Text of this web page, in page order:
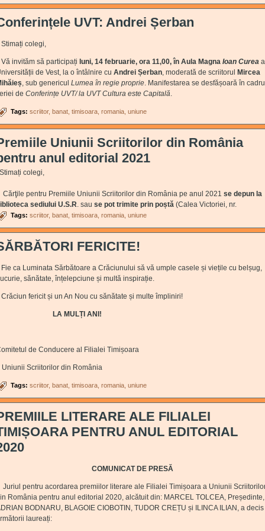
UVT: Andrei Șerban
Stimați colegi,
Vă invităm să participați luni, 14 februarie, ora 11,00, în Aula Magna Ioan Curea a
de Vest, la o întâlnire cu Andrei Șerban, moderată de scriitorul
Mircea
, sub genericul Lumea în regie proprie. Manifestarea se desfășoară în
de Conferințe UVT/ la UVT Cultura este Capitală.
Tags: scriitor banat timisoara romania uniune
Uniunii Scriitorilor din România
anul editorial 2021
Stimați colegi,
Cărţile pentru Premiile Uniunii Scriitorilor din România pe anul 2021 se depun la
sediului U.S.R. sau se pot trimite prin poștă (Calea Victoriei, nr.
Tags: scriitor banat timisoara romania uniune
FERICITE!
Fie ca Luminata Sărbătoare a Crăciunului să vă umple casele și viețile cu belșug,
sănătate, înțelepciune și multă inspirație.
Crăciun fericit și un An Nou cu sănătate și multe împliniri!
LA MULȚI ANI!
de Conducere al Filialei Timișoara
Uniunii Scriitorilor din România
Tags: scriitor banat timisoara romania uniune
LITERARE ALE FILIALEI
PENTRU ANUL EDITORIAL
COMUNICAT DE PRESĂ
Juriul pentru acordarea premiilor literare ale Filialei Timișoara a Uniunii
România pentru anul editorial 2020, alcătuit din: MARCEL TOLCEA, Președinte,
BODNARU, BLAGOIE CIOBOTIN, TUDOR CREȚU și ILINCA ILIAN, a decis
laureați: